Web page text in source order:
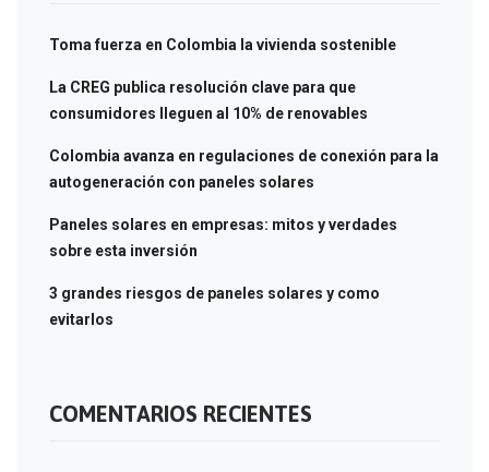
Toma fuerza en Colombia la vivienda sostenible
La CREG publica resolución clave para que
consumidores lleguen al 10% de renovables
Colombia avanza en regulaciones de conexión para la
autogeneración con paneles solares
Paneles solares en empresas: mitos y verdades
sobre esta inversión
3 grandes riesgos de paneles solares y como
evitarlos
COMENTARIOS RECIENTES